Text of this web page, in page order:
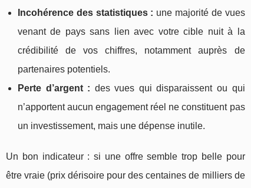
Incohérence des statistiques : une majorité de vues
venant de pays sans lien avec votre cible nuit à la
crédibilité de vos chiffres, notamment auprès de
partenaires potentiels.
Perte d’argent : des vues qui disparaissent ou qui
n’apportent aucun engagement réel ne constituent pas
un investissement, mais une dépense inutile.
Un bon indicateur : si une offre semble trop belle pour
être vraie (prix dérisoire pour des centaines de milliers de